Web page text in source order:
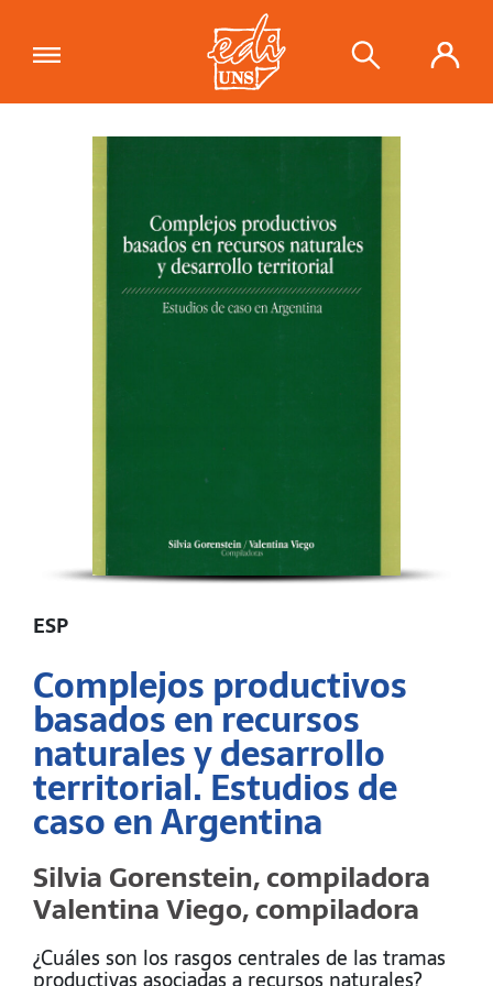
territorial. Estudios de caso en
Argentina"se ha añadido a tu carrito.
ESP
Complejos productivos
basados en recursos
naturales y desarrollo
territorial. Estudios de
caso en Argentina
Silvia Gorenstein, compiladora
Valentina Viego, compiladora
¿Cuáles son los rasgos centrales de las tramas